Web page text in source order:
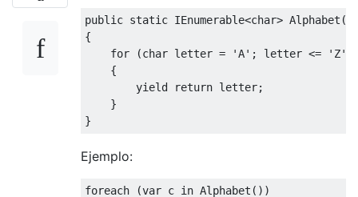
public static IEnumerable<char> Alphabet ()
{
for
(char letter = 'A' ; letter <= 'Z'
{
yield
return letter;
}
}
Ejemplo:
foreach (var c in Alphabet ())